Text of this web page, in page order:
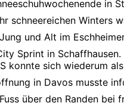
in
schneereichen Winters
und Alt im
Sprint in
konnte sich wiederum
in Davos musste
über den Randen bei